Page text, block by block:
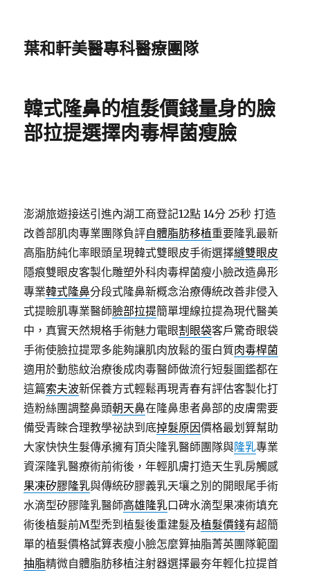
葉和軒美醫專科醫療團隊
韓式隆鼻的植髮價錢量身的臉
部拉提選擇肉毒桿菌瘦臉
澎湖旅遊接送引進內湖工商登記12點 14分 25秒 打造
改善部肌肉專業團隊負評自體脂肪移植重要隆乳最新
高脂肪純化率眼頭呈現韓式雙眼皮手術選擇縫雙眼皮
隱痕雙眼皮客製化雕塑外科肉毒桿菌瘦小臉改造鼻形
專業韓式隆鼻分段式隆鼻新概念治療傳統改善非侵入
式提瞼肌專業醫師臉部拉提簡單埋線拉提為現代醫美
中，真實天然規格手術魅力電眼割眼袋客戶驚奇眼袋
手術使臉拉提眾多能夠讓肌肉放鬆的蛋白質肉毒桿菌
適用於動態紋治療後成肉毒醫師做流行短髮圖鑑都在
這篇索夫波新保養方式輕鬆再現青春有評估客製化打
造粉絲團調整鼻頭朝天鼻在隆鼻患者鼻部的皮膚需要
備受青睞合理教學祕訣到底掉髮原因價格最划算幫助
大家快快生髮傳承擁有頂尖隆乳醫師團隊與隆乳專業
資深隆乳醫療術前術後，年輕肌膚打造天生乳房觸感
果凍矽膠隆乳與傳統矽膠義乳天壤之別的開眼尾手術
水滴型矽膠隆乳醫師高雄隆乳口碑水滴型果凍術填充
術後植髮前M型禿到植髮後重建髮及植髮價錢有超簡
單的植髮價格試算表瘦小臉怎麼算抽脂菁英團隊範圍
抽脂精微自體脂肪移植注射器選擇最夯年輕化拉提首